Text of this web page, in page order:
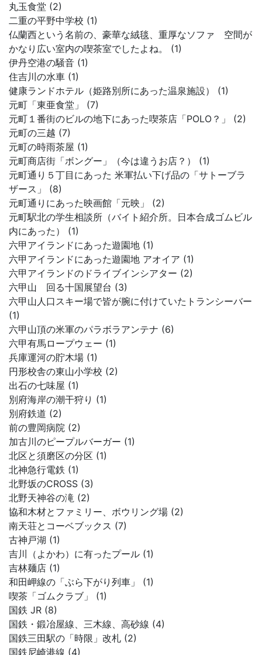
丸玉食堂 (2)
二重の平野中学校 (1)
仏蘭西という名前の、豪華な絨毯、重厚なソファ 空間が
かなり広い室内の喫茶室でしたよね。 (1)
伊丹空港の騒音 (1)
住吉川の水車 (1)
健康ランドホテル（姫路別所にあった温泉施設） (1)
元町「東亜食堂」 (7)
元町１番街のビルの地下にあった喫茶店「POLO？」 (2)
元町の三越 (7)
元町の時雨茶屋 (1)
元町商店街「ボングー」（今は違うお店？） (1)
元町通り５丁目にあった 米軍払い下げ品の「サトーブラ
ザース」 (8)
元町通りにあった映画館「元映」 (2)
元町駅北の学生相談所（バイト紹介所。日本合成ゴムビル
内にあった） (1)
六甲アイランドにあった遊園地 (1)
六甲アイランドにあった遊園地 アオイア (1)
六甲アイランドのドライブインシアター (2)
六甲山 回る十国展望台 (3)
六甲山人口スキー場で皆が腕に付けていたトランシーバー
(1)
六甲山頂の米軍のパラボラアンテナ (6)
六甲有馬ロープウェー (1)
兵庫運河の貯木場 (1)
円形校舎の東山小学校 (2)
出石の七味屋 (1)
別府海岸の潮干狩り (1)
別府鉄道 (2)
前の豊岡病院 (2)
加古川のピープルバーガー (1)
北区と須磨区の分区 (1)
北神急行電鉄 (1)
北野坂のCROSS (3)
北野天神谷の滝 (2)
協和木材とファミリー、ボウリング場 (2)
南天荘とコーベブックス (7)
古神戸湖 (1)
吉川（よかわ）に有ったプール (1)
吉林麺店 (1)
和田岬線の「ぶら下がり列車」 (1)
喫茶「ゴムクラブ」 (1)
国鉄 JR (8)
国鉄・鍛冶屋線、三木線、高砂線 (4)
国鉄三田駅の「時限」改札 (2)
国鉄尼崎港線 (4)